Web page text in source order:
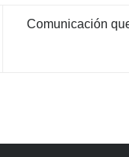
Comunicación